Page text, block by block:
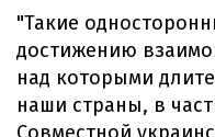
"Такие
достижению
над которыми
наши страны, в